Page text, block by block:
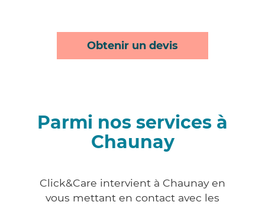
Obtenir un devis
Parmi nos services à
Chaunay
Click&Care intervient à Chaunay en
vous mettant en contact avec les